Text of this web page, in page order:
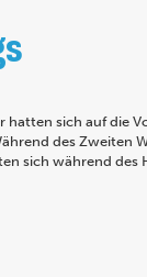
hatten sich auf die
des Zweiten
sich während des